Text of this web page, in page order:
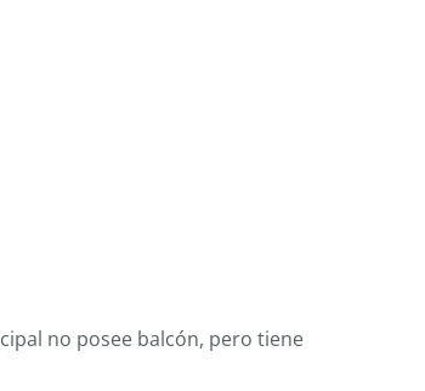
no posee balcón, pero tiene